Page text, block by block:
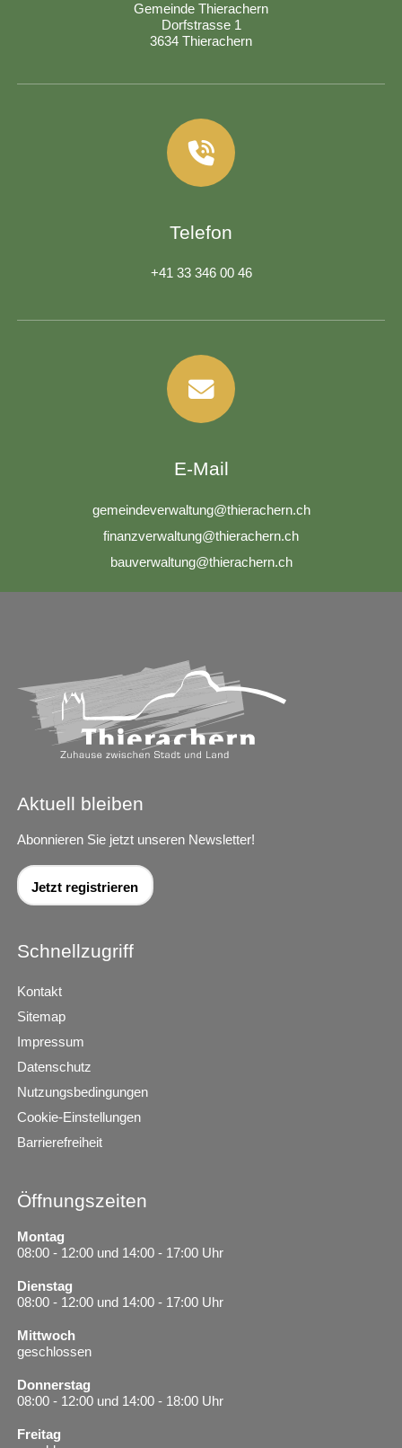
Gemeinde Thierachern
Dorfstrasse 1
3634 Thierachern
Telefon
+41 33 346 00 46
E-Mail
g m nd v rw lt ng th r ch rn ch
f n nzv rw lt ng th r ch rn ch
b
v rw lt ng th r ch rn ch
Aktuell bleiben
Abonnieren Sie jetzt unseren Newsletter!
Jetzt registrieren
Schnellzugriff
Kontakt
Sitemap
Impressum
Datenschutz
Nutzungsbedingungen
Cookie-Einstellungen
Barrierefreiheit
Öffnungszeiten
Montag
08:00 - 12:00 und 14:00 - 17:00 Uhr
Dienstag
08:00 - 12:00 und 14:00 - 17:00 Uhr
Mittwoch
geschlossen
Donnerstag
08:00 - 12:00 und 14:00 - 18:00 Uhr
Freitag